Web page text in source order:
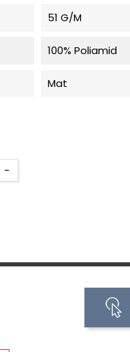
51 G/m
100% Poliamid
Mat
-